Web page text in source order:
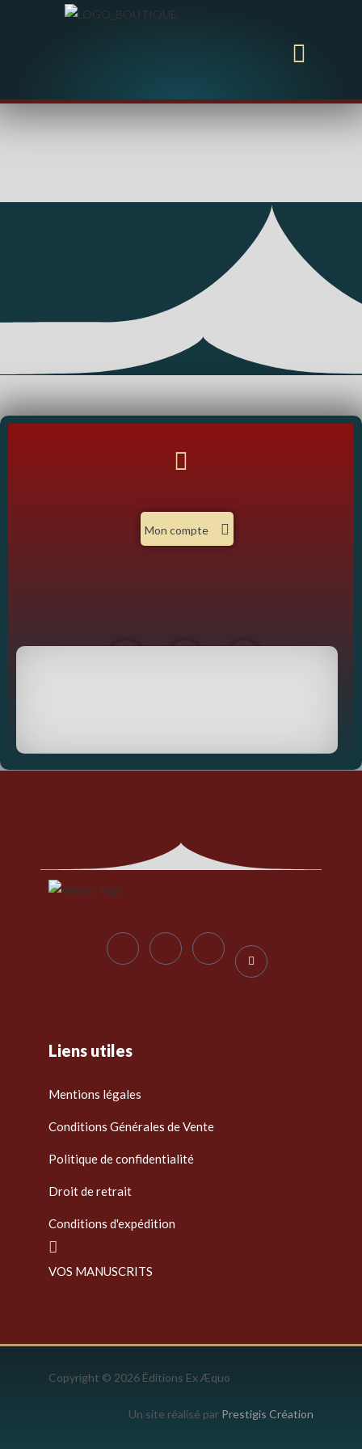
Mon compte
Liens utiles
Mentions légales
Conditions Générales de Vente
Politique de confidentialité
Droit de retrait
Conditions d'expédition
VOS MANUSCRITS
Copyright © 2026 Éditions Ex Æquo
Un site réalisé par Prestigis Création